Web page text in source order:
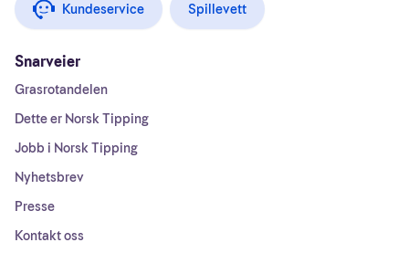
Kundeservice Spillevett
Snarveier
Grasrotandelen
Dette er Norsk Tipping
Jobb i Norsk Tipping
Nyhetsbrev
Presse
Kontakt oss